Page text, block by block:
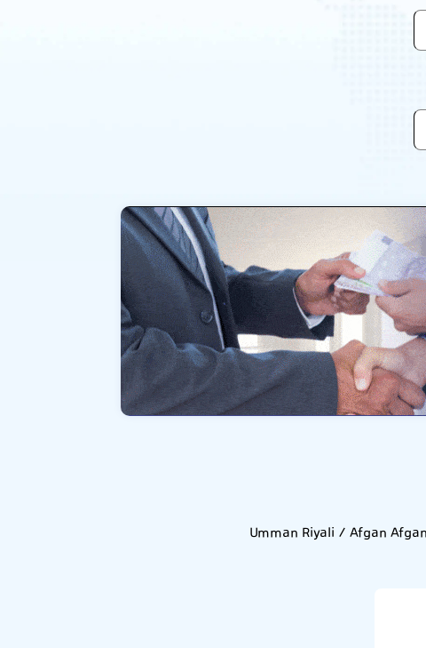
Umman Riyali / Afgan